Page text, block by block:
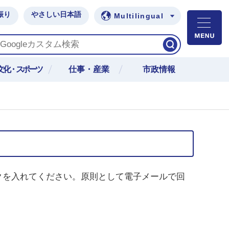
り やさしい日本語 Multilingual
化・スポーツ 仕事・産業 市政情報
入れてください。原則として電子メールで回